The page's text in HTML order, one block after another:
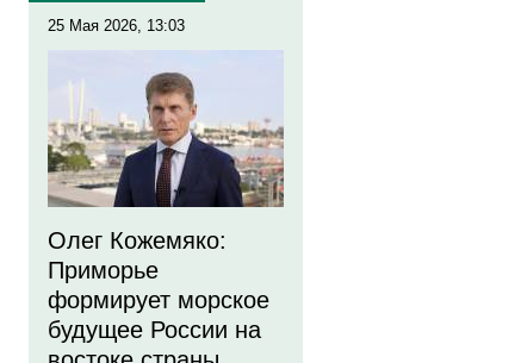
25 Мая 2026, 13:03
Олег Кожемяко:
Приморье
формирует морское
будущее России на